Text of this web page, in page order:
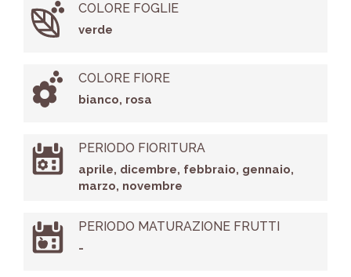
COLORE FOGLIE
verde
COLORE FIORE
bianco, rosa
PERIODO FIORITURA
aprile, dicembre, febbraio, gennaio,
marzo, novembre
PERIODO MATURAZIONE FRUTTI
-